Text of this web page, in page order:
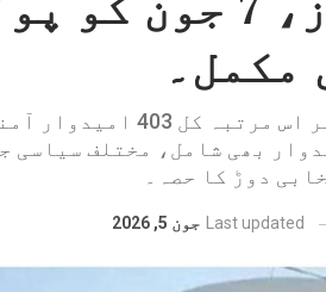
مکمل۔
24 جنرل نشستوں پر اس
امیدوار بھی شامل، مختلف
Last updated جون 5, 2026